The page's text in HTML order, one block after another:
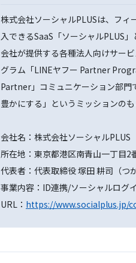
株式会社ソーシャルPLUSは、フィ
入できるSaaS「ソーシャルPLUS
会社が提供する各種法人向けサー
グラム「LINEヤフー Partner
Partner」コミュニケーション部門
豊かにする」というミッションの
会社名：株式会社ソーシャルPLUS
所在地：東京都港区南青山一丁目2
代表者：代表取締役 塚田 耕司（つ
事業内容：ID連携/ソーシャルログ
URL： https://www.socialplus.jp/